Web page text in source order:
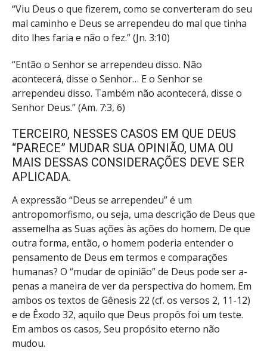
“Viu Deus o que fizerem, como se converteram do seu
mal caminho e Deus se arrependeu do mal que tinha
dito lhes faria e não o fez.” (Jn. 3:10)
“Então o Senhor se arrependeu disso. Não
acontecerá, disse o Senhor… E o Senhor se
arrependeu disso. Também não acontecerá, disse o
Senhor Deus.” (Am. 7:3, 6)
TERCEIRO, NESSES CASOS EM QUE DEUS
“PARECE” MUDAR SUA OPINIÃO, UMA OU
MAIS DESSAS CONSIDERAÇÕES DEVE SER
APLICADA.
A expressão “Deus se arrependeu” é um
antropomorfismo, ou seja, uma descrição de Deus que
assemelha as Suas ações às ações do homem. De que
outra forma, então, o homem poderia entender o
pensamento de Deus em termos e comparações
humanas? O “mudar de opinião” de Deus pode ser a-
penas a maneira de ver da perspectiva do homem. Em
ambos os textos de Gênesis 22 (cf. os versos 2, 11-12)
e de Êxodo 32, aquilo que Deus propôs foi um teste.
Em ambos os casos, Seu propósito eterno não
mudou.